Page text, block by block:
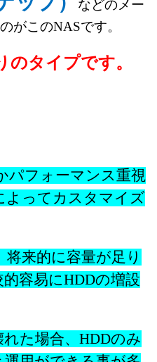
などのメー
がこのNASです。
のタイプです。
パフォーマンス重視
よってカスタマイズ
来的に容量が足り
的容易にHDDの増設
た場合、 HDDのみ